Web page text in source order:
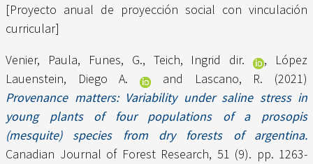
[Proyecto anual de proyección social con vinculación
curricular]
Venier, Paula, Funes, G., Teich, Ingrid dir. , López
Lauenstein, Diego A.
and Lascano, R. (2021)
Provenance matters: Variability under saline stress in
young plants of four populations of a prosopis
(mesquite) species from dry forests of argentina.
Canadian Journal of Forest Research, 51 (9). pp. 1263-